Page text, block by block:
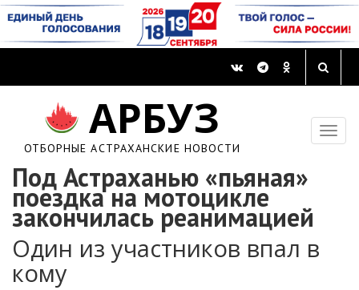
АРБУЗ
ОТБОРНЫЕ АСТРАХАНСКИЕ НОВОСТИ
Под Астраханью «пьяная»
поездка на мотоцикле
закончилась реанимацией
Один из участников впал в
кому